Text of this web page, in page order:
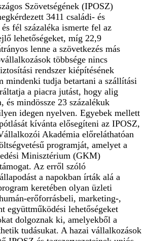
Szövetségének (IPOSZ)
3411 családi- és
fél százaléka ismerte fel az
lehetőségeket, míg 22,9
lenne a szövetkezés más
többsége nincs
rendszer kiépítésének
mindenki tudja betartani a szállítási
a piacra jutást, hogy alig
és mindössze 23 százalékuk
idegen nyelven. Egyebek mellett
kívánta elősegíteni az IPOSZ,
Akadémia előreláthatóan
programját, amelyet a
Minisztérium (GKM)
Az erről szóló
a napokban írták alá a
keretében olyan üzleti
erőforrásbeli, marketing-,
együttműködési lehetőségeket
dolgoznak ki, amelyekből a
tudásukat. A hazai vállalkozások